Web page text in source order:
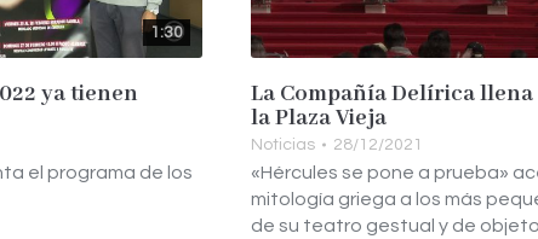
1:30
ya tienen
el programa de los
La Compañía Delírica
la Plaza Vieja
Noticias 28/12/2021
«Hércules se pone a prueba»
mitología griega a los más
de su teatro gestual y de